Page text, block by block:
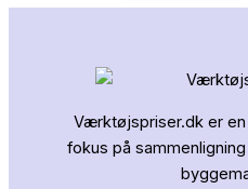
Værktøjspriser.dk er
fokus på